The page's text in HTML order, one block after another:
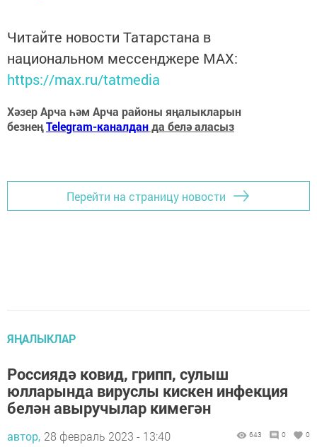
Читайте новости Татарстана в
национальном мессенджере MАХ:
https://max.ru/tatmedia
Хәзер Арча һәм Арча районы яңалыкларын
безнеңTelegram-каналданда белә аласыз
Перейти на страницу новости
ЯҢАЛЫКЛАР
Россиядә ковид, грипп, сулыш
юлларында вируслы кискен инфекция
белән авыручылар кимегән
автор, 28 февраль 2023 - 13:40 643 0 0